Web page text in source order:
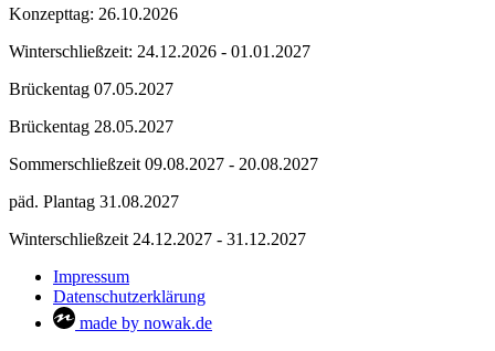
Konzepttag: 26.10.2026
Winterschließzeit: 24.12.2026 - 01.01.2027
Brückentag 07.05.2027
Brückentag 28.05.2027
Sommerschließzeit 09.08.2027 - 20.08.2027
päd. Plantag 31.08.2027
Winterschließzeit 24.12.2027 - 31.12.2027
Impressum
Datenschutzerklärung
made by nowak.de